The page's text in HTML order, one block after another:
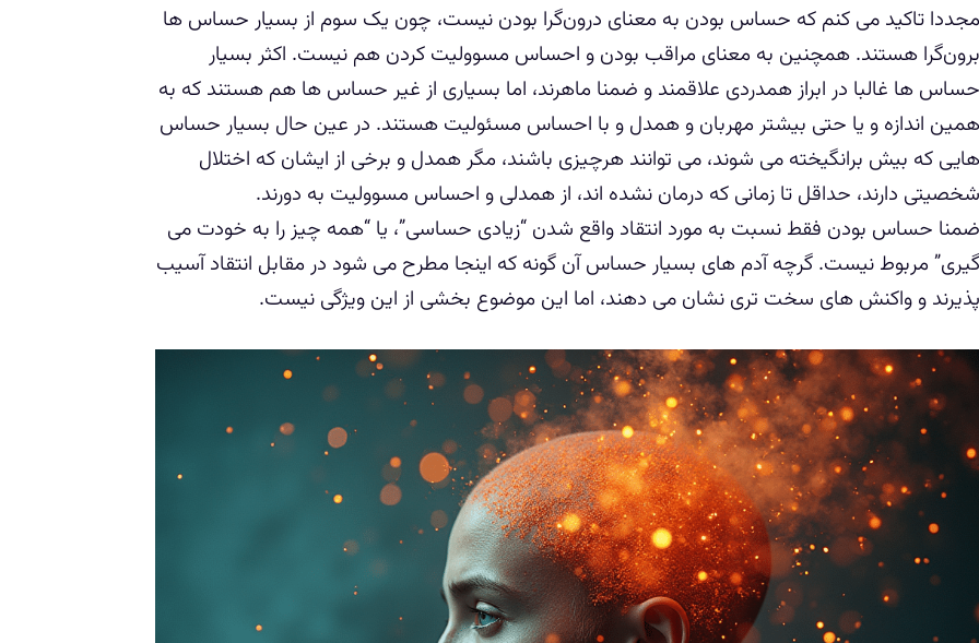
مجددا تاکید می کنم که حساس بودن به معنای درون‌گرا بودن نیست، چون یک سوم از بسیار حساس ها
برون‌گرا هستند. همچنین به معنای مراقب بودن و احساس مسوولیت کردن هم نیست. اکثر بسیار
حساس ها غالبا در ابراز همدردی علاقمند و ضمنا ماهرند، اما بسیاری از غیر حساس ها هم هستند که به
همین اندازه و یا حتی بیشتر مهربان و همدل و با احساس مسئولیت هستند. در عین حال بسیار حساس
هایی که بیش برانگیخته می شوند، می توانند هرچیزی باشند، مگر همدل و برخی از ایشان که اختلال
شخصیتی دارند، حداقل تا زمانی که درمان نشده اند، از همدلی و احساس مسوولیت به دورند.
ضمنا حساس بودن فقط نسبت به مورد انتقاد واقع شدن “زیادی حساسی”، یا “همه چیز را به خودت می
گیری” مربوط نیست. گرچه آدم های بسیار حساس آن گونه که اینجا مطرح می شود در مقابل انتقاد آسیب
پذیرند و واکنش های سخت تری نشان می دهند، اما این موضوع بخشی از این ویژگی نیست.